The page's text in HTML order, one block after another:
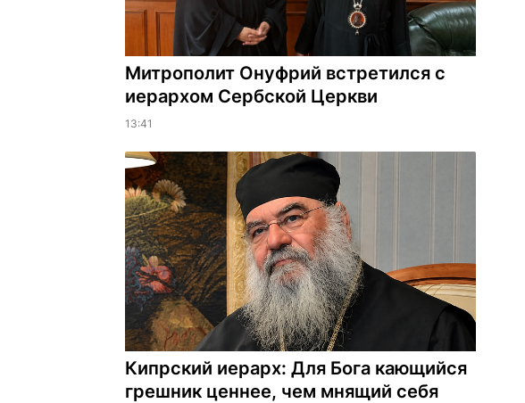
Митрополит Онуфрий встретился с
иерархом Сербской Церкви
13:41
Кипрский иерарх: Для Бога кающийся
грешник ценнее, чем мнящий себя